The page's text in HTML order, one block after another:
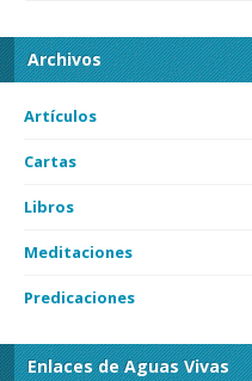
Archivos
Artículos
Cartas
Libros
Meditaciones
Predicaciones
Enlaces de Aguas Vivas